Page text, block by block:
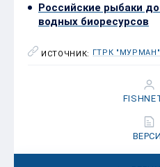
Российские рыбаки
водных биоресурсов
ИСТОЧНИК: ГТРК "МУРМАН"